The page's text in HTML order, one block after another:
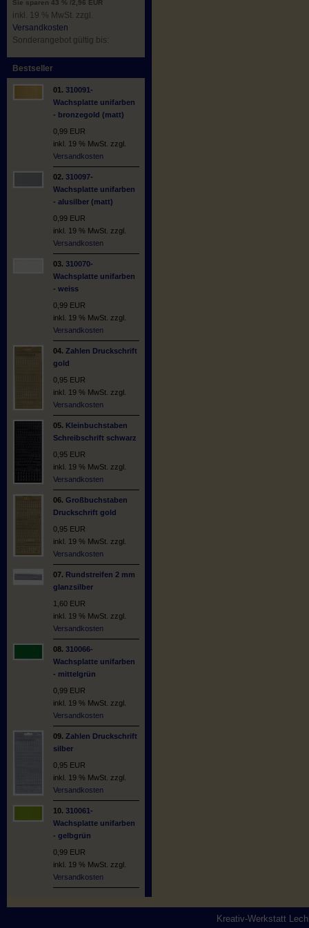
Sie sparen 43 % /2,96 EUR
inkl. 19 % MwSt. zzgl.
Versandkosten
Sonderangebot gültig bis:
Bestseller
01. 310091-
Wachsplatte unifarben
- bronzegold (matt)
0,99 EUR
inkl. 19 % MwSt. zzgl.
Versandkosten
02. 310097-
Wachsplatte unifarben
- alusilber (matt)
0,99 EUR
inkl. 19 % MwSt. zzgl.
Versandkosten
03. 310070-
Wachsplatte unifarben
- weiss
0,99 EUR
inkl. 19 % MwSt. zzgl.
Versandkosten
04. Zahlen Druckschrift
gold
0,95 EUR
inkl. 19 % MwSt. zzgl.
Versandkosten
05. Kleinbuchstaben
Schreibschrift schwarz
0,95 EUR
inkl. 19 % MwSt. zzgl.
Versandkosten
06. Großbuchstaben
Druckschrift gold
0,95 EUR
inkl. 19 % MwSt. zzgl.
Versandkosten
07. Rundstreifen 2 mm
glanzsilber
1,60 EUR
inkl. 19 % MwSt. zzgl.
Versandkosten
08. 310066-
Wachsplatte unifarben
- mittelgrün
0,99 EUR
inkl. 19 % MwSt. zzgl.
Versandkosten
09. Zahlen Druckschrift
silber
0,95 EUR
inkl. 19 % MwSt. zzgl.
Versandkosten
10. 310061-
Wachsplatte unifarben
- gelbgrün
0,99 EUR
inkl. 19 % MwSt. zzgl.
Versandkosten
Kreativ-Werkstatt